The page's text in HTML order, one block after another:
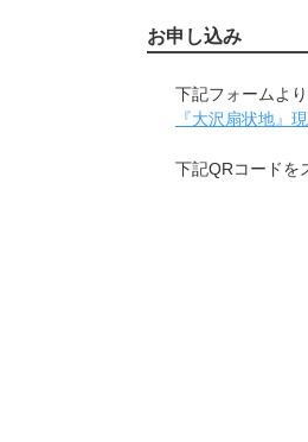
お申し込み
下記フォームよ
『大沢扇状地』
下記QRコードを